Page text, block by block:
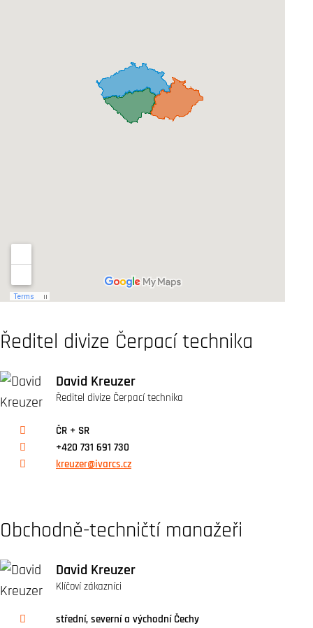
Ředitel divize Čerpací technika
David Kreuzer
Ředitel divize Čerpací technika
ČR + SR
+420 731 691 730
kreuzer@ivarcs.cz
Obchodně-techničtí manažeři
David Kreuzer
Klíčoví zákazníci
střední, severní a východní Čechy